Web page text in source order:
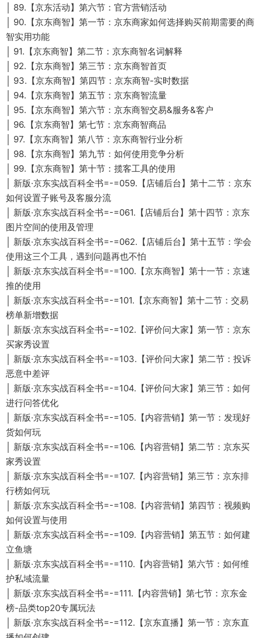
│ 89.【京东活动】第六节：官方营销活动
│ 90.【京东商智】第一节：京东商家如何选择购买前期需要的商
智实用功能
│ 91.【京东商智】第二节：京东商智名词解释
│ 92.【京东商智】第三节：京东商智首页
│ 93.【京东商智】第四节：京东商智-实时数据
│ 94.【京东商智】第五节：京东商智流量
│ 95.【京东商智】第六节：京东商智交易&服务&客户
│ 96.【京东商智】第七节：京东商智商品
│ 97.【京东商智】第八节：京东商智行业分析
│ 98.【京东商智】第九节：如何使用竞争分析
│ 99.【京东商智】第十节：揽客工具的使用
│ 新版·京东实战百科全书=-=059.【店铺后台】第十二节：京东
如何设置子账号及客服分流
│ 新版·京东实战百科全书=-=061.【店铺后台】第十四节：京东
图片空间的使用及管理
│ 新版·京东实战百科全书=-=062.【店铺后台】第十五节：学会
使用这三个工具，遇到问题再也不怕
│ 新版·京东实战百科全书=-=100.【京东商智】第十一节：京速
推的使用
│ 新版·京东实战百科全书=-=101.【京东商智】第十二节：交易
榜单新增数据
│ 新版·京东实战百科全书=-=102.【评价问大家】第一节：京东
买家秀设置
│ 新版·京东实战百科全书=-=103.【评价问大家】第二节：投诉
恶意中差评
│ 新版·京东实战百科全书=-=104.【评价问大家】第三节：如何
进行问答优化
│ 新版·京东实战百科全书=-=105.【内容营销】第一节：发现好
货如何玩
│ 新版·京东实战百科全书=-=106.【内容营销】第二节：京东买
家秀设置
│ 新版·京东实战百科全书=-=107.【内容营销】第三节：京东排
行榜如何玩
│ 新版·京东实战百科全书=-=108.【内容营销】第四节：视频购
如何设置与使用
│ 新版·京东实战百科全书=-=109.【内容营销】第五节：如何建
立鱼塘
│ 新版·京东实战百科全书=-=110.【内容营销】第六节：如何维
护私域流量
│ 新版·京东实战百科全书=-=111.【内容营销】第七节：京东金
榜-品类top20专属玩法
│ 新版·京东实战百科全书=-=112.【京东直播】第一节：京东直